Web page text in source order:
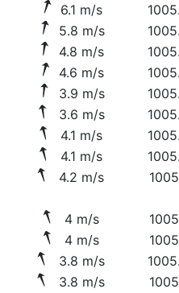
6.1 m/s
5.8 m/s
4.8 m/s
4.6 m/s
3.9 m/s
3.6 m/s
4.1 m/s
4.1 m/s
4.2 m/s
4 m/s
4 m/s
3.8 m/s
3.8 m/s